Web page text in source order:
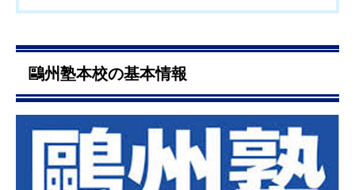
鷗州塾本校の基本情報